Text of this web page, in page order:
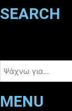
SEARCH
MENU